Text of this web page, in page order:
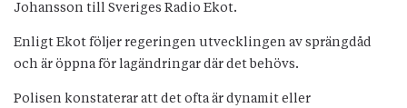
Johansson till Sveriges Radio Ekot.
Enligt Ekot följer regeringen utvecklingen av sprängdåd
och är öppna för lagändringar där det behövs.
Polisen konstaterar att det ofta är dynamit eller